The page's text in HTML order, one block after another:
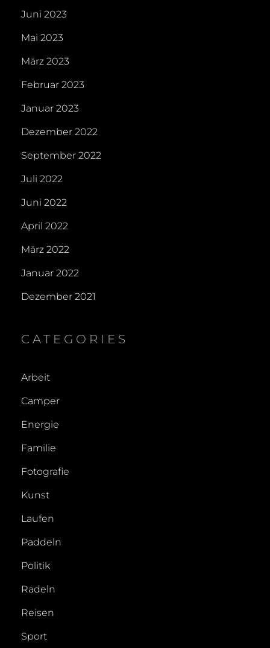
Juni 2023
Mai 2023
März 2023
Februar 2023
Januar 2023
Dezember 2022
September 2022
Juli 2022
Juni 2022
April 2022
März 2022
Januar 2022
Dezember 2021
CATEGORIES
Arbeit
Camper
Energie
Familie
Fotografie
Kunst
Laufen
Paddeln
Politik
Radeln
Reisen
Sport